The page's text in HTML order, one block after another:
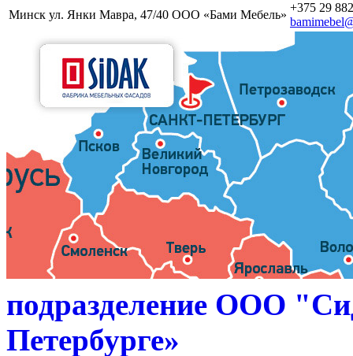
Минск ул. Янки Мавра, 47/40 ООО «Бами Мебель»
+375 29
подразделение ООО
Петербурге»